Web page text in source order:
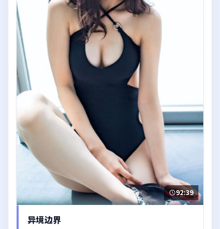
92:39
异境边界